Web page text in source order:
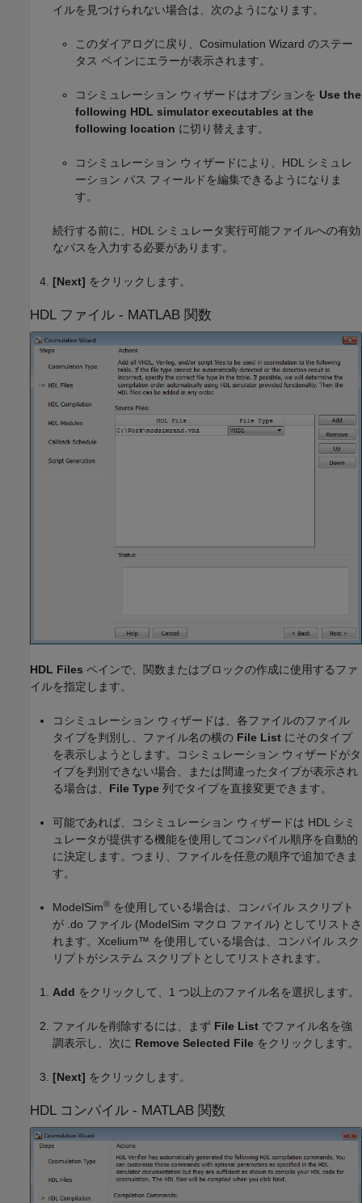
イルを見つけられない場合は、次のようになります。
このダイアログに戻り、 Cosimulation Wizard のステー
タス ペインにエラーが表示されます。
コシミュレーション ウィザードはオプションを Use the
following HDL simulator executables at the
following location に切り替えます。
コシミュレーション ウィザードにより、HDL シミュレ
ーション パス フィールドを編集できるようになりま
す。
続行する前に、HDL シミュレータ実行可能ファイルへの有効
なパスを入力する必要があります。
[Next] をクリックします。
HDL ファイル - MATLAB 関数
HDL Files ペインで、関数またはブロックの作成に使用するファ
イルを指定します。
コシミュレーション ウィザードは、各ファイルのファイル
タイプを判別し、ファイル名の横の File List にそのタイプ
を表示しようとします。コシミュレーション ウィザードがタ
イプを判別できない場合、または間違ったタイプが表示され
る場合は、 File Type 列でタイプを直接変更できます。
可能であれば、コシミュレーション ウィザードは HDL シミ
ュレータが提供する機能を使用してコンパイル順序を自動的
に決定します。つまり、ファイルを任意の順序で追加できま
す。
ModelSim® を使用している場合は、コンパイル スクリプト
が .do ファイル (ModelSim マクロ ファイル) としてリストさ
れます。Xcelium™ を使用している場合は、コンパイル スク
リプトがシステム スクリプトとしてリストされます。
Add をクリックして、1 つ以上のファイル名を選択します。
ファイルを削除するには、まず File List でファイル名を強
調表示し、次に Remove Selected File をクリックします。
[Next] をクリックします。
HDL コンパイル - MATLAB 関数